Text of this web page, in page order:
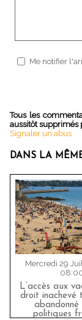
Me notifier
Tous les
aussitôt supprimés
Signaler un abus
DANS LA
Mercredi 29
L’accès aux
droit inachevé
abandonné
politiques